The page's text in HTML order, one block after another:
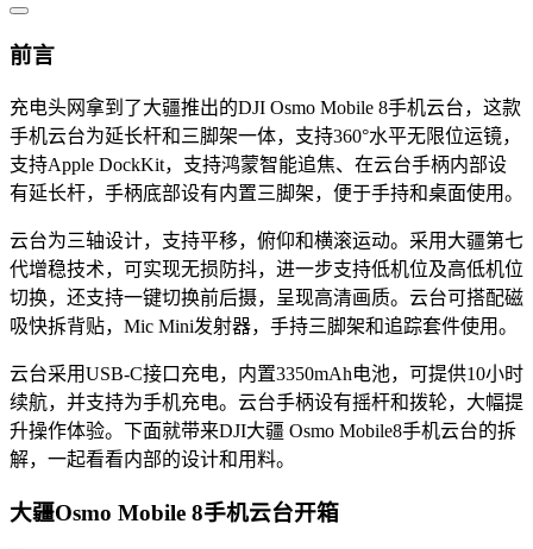
前言
充电头网拿到了大疆推出的DJI Osmo Mobile 8手机云台，这款
手机云台为延长杆和三脚架一体，支持360°水平无限位运镜，
支持Apple DockKit，支持鸿蒙智能追焦、在云台手柄内部设
有延长杆，手柄底部设有内置三脚架，便于手持和桌面使用。
云台为三轴设计，支持平移，俯仰和横滚运动。采用大疆第七
代增稳技术，可实现无损防抖，进一步支持低机位及高低机位
切换，还支持一键切换前后摄，呈现高清画质。云台可搭配磁
吸快拆背贴，Mic Mini发射器，手持三脚架和追踪套件使用。
云台采用USB-C接口充电，内置3350mAh电池，可提供10小时
续航，并支持为手机充电。云台手柄设有摇杆和拨轮，大幅提
升操作体验。下面就带来DJI大疆 Osmo Mobile8手机云台的拆
解，一起看看内部的设计和用料。
大疆Osmo Mobile 8手机云台开箱